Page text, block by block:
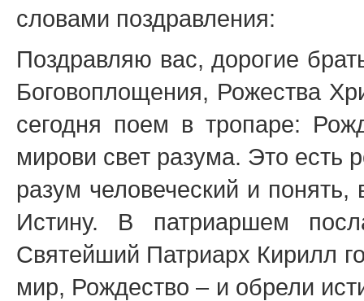
словами поздравления:
Поздравляю вас, дорогие
Боговоплощения, Рожества
сегодня поем в тропаре:
мирови свет разума. Это есть
разум человеческий и
Истину. В патриаршем
Святейший Патриарх Кирилл
мир, Рождество – и обрели